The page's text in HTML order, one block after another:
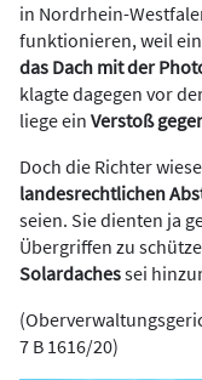
in Nordrhein-
funktionieren, weil
das Dach mit der
klagte dagegen vor
liege ein Verstoß
Doch die Richter
landesrechtlichen
seien. Sie dienten ja
Übergriffen zu
Solardachessei
7 B 1616/20)